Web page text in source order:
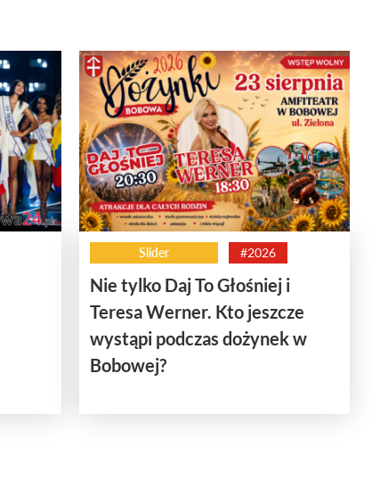
Slider #2026
Nie tylko Daj To Głośniej i
Teresa Werner. Kto jeszcze
wystąpi podczas dożynek w
Bobowej?